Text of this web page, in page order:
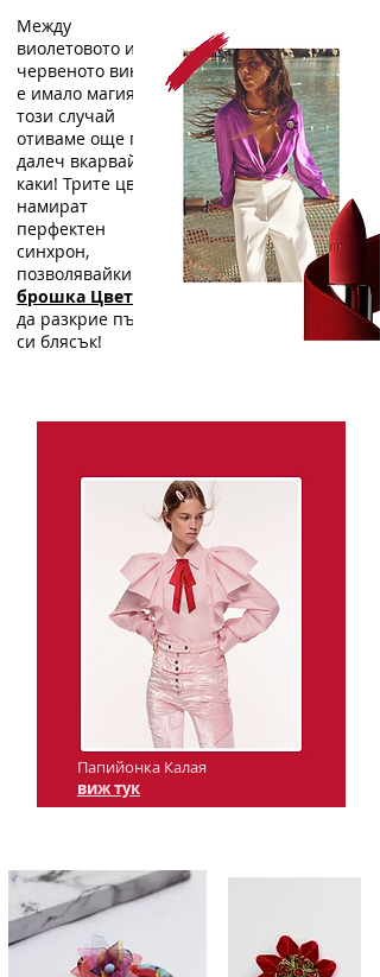
Между
виолетовото и
червеното винаги
е имало магия, в
този случай
отиваме още по-
далеч вкарвайки
каки! Трите цвята
намират
перфектен
синхрон,
позволявайки на
брошка Цветина
да разкрие пълния
си блясък!
Папийонка Калая
виж тук